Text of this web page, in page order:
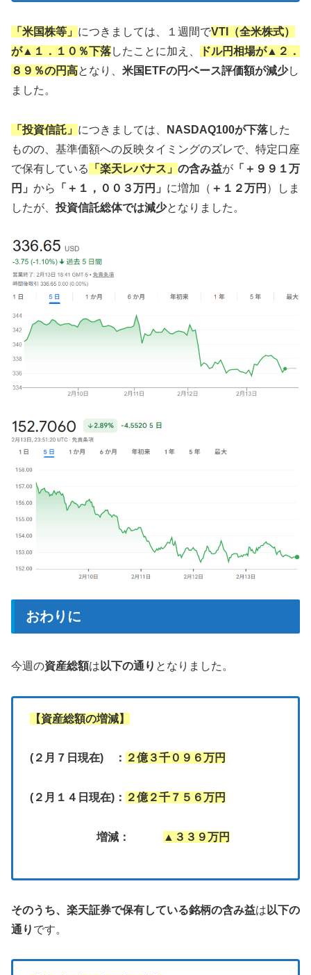
「米国株等」 につきましては、１週間でVTI（全米株式）
が▲１．１０％下落したことに加え、
ドル円相場が▲２．
８９％の円高となり、 米国ETFの円ベース評価額が減少し
ました。
「投資信託」 につきましては、 NASDAQ100が下落した
ものの、基準価額への反映タイミングのズレで、特定口座
で保有している
「楽天レバナス」 の含み益が 「＋９９１万
円」 から 「＋１，００３万円」 に増加（ ＋１２万円 ）しま
したが、 投資信託総体では減少となりました。
おわりに
今週の資産総額は 以下の通り となりました。
【資産総額の増減】
(２月７日現在) ： ２億３千０９６万円
(２月１４日現在)： ２億２千７５６万円
増減： ▲３３９万円
そのうち、 楽天証券で保有している銘柄の含み益は 以下の
通り です。